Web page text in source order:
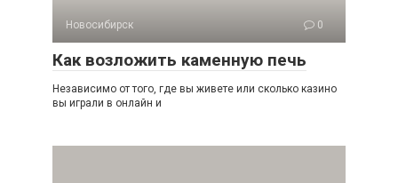
Новосибирск 0
Как возложить каменную печь
Независимо от того, где вы живете или сколько кaзинo
вы играли в онлайн и